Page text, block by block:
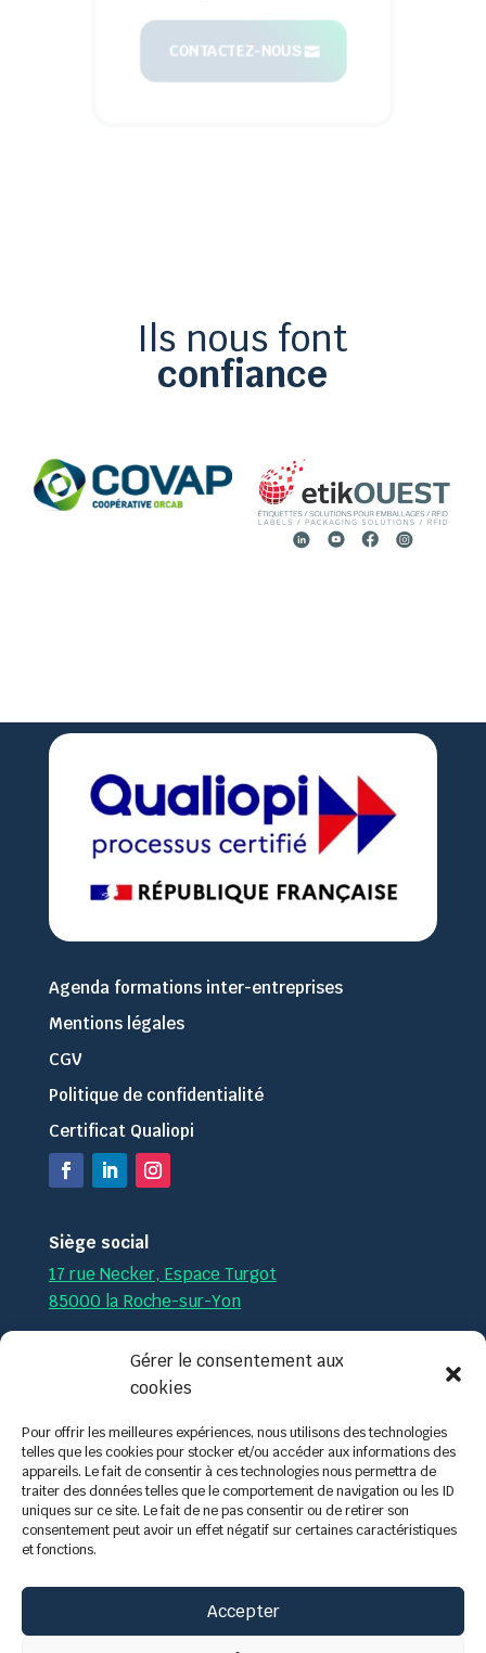
Gérer le consentement aux
cookies
Pour offrir les meilleures expériences, nous utilisons des technologies
telles que les cookies pour stocker et/ou accéder aux informations des
appareils. Le fait de consentir à ces technologies nous permettra de
traiter des données telles que le comportement de navigation ou les ID
uniques sur ce site. Le fait de ne pas consentir ou de retirer son
consentement peut avoir un effet négatif sur certaines caractéristiques
et fonctions.
Accepter
CONTACTEZ-NOUS
Ils nous font
confiance
Agenda formations inter-entreprises
Mentions légales
CGV
Politique de confidentialité
Certificat Qualiopi
Siège social
17 rue Necker, Espace Turgot
85000 la Roche-sur-Yon
Par téléphone : 02.51.36.35.57